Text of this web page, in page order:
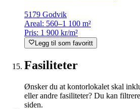
5179 Godvik
Areal: 560–1 100 m²
Pris: 1 900 kr/m²
Legg til som favoritt
Fasiliteter
Ønsker du at kontorlokalet skal
eller andre fasiliteter? Du kan
siden.